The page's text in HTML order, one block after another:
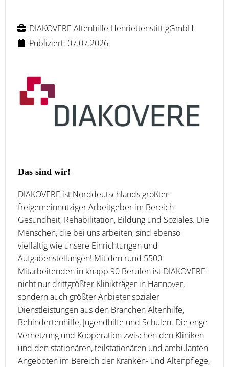
DIAKOVERE Altenhilfe Henriettenstift gGmbH
Publiziert: 07.07.2026
Das sind wir!
DIAKOVERE ist Norddeutschlands größter
freigemeinnütziger Arbeitgeber im Bereich
Gesundheit, Rehabilitation, Bildung und Soziales. Die
Menschen, die bei uns arbeiten, sind ebenso
vielfältig wie unsere Einrichtungen und
Aufgabenstellungen! Mit den rund 5500
Mitarbeitenden in knapp 90 Berufen ist DIAKOVERE
nicht nur drittgrößter Klinikträger in Hannover,
sondern auch größter Anbieter sozialer
Dienstleistungen aus den Branchen Altenhilfe,
Behindertenhilfe, Jugendhilfe und Schulen. Die enge
Vernetzung und Kooperation zwischen den Kliniken
und den stationären, teilstationären und ambulanten
Angeboten im Bereich der Kranken- und Altenpflege,